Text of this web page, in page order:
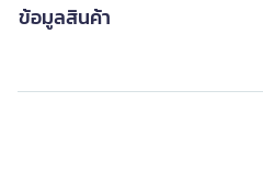
ข้อมูลสินค้า